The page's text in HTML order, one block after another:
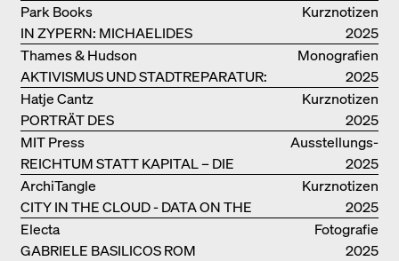
Kurznotizen
IN ZYPERN: MICHAELIDES
RESIDENCE
Park Books
2025
Monografien
AKTIVISMUS UND STADTREPARATUR:
ASSEMBLE
Thames & Hudson
2025
Kurznotizen
PORTRÄT DES
PRODUKTIONSGEBÄUDES THE PLUS
DER BJARKE INGELS GROUP
Hatje Cantz
2025
Ausstellungs­
kataloge
REICHTUM STATT KAPITAL – DIE
ARCHITEKTUR VON ANUPAMA
KUNDOO
MIT Press
2025
Kurznotizen
CITY IN THE CLOUD - DATA ON THE
GROUND
ArchiTangle
2025
Fotografie
GABRIELE BASILICOS ROM
Electa
2025